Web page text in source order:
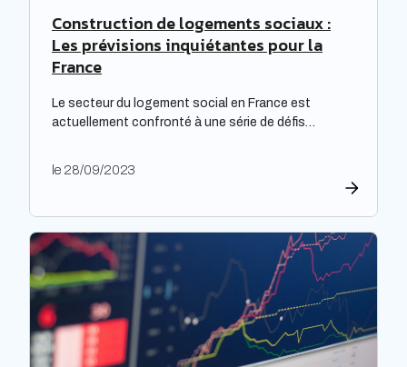
Construction de logements sociaux :
Les prévisions inquiétantes pour la
France
Le secteur du logement social en France est
actuellement confronté à une série de défis
répondre à leurs obligations de rénovation, mais
étude prospective réalisée par la Banque des
territoires met en lumière les enjeux majeurs […]
le 28/09/2023